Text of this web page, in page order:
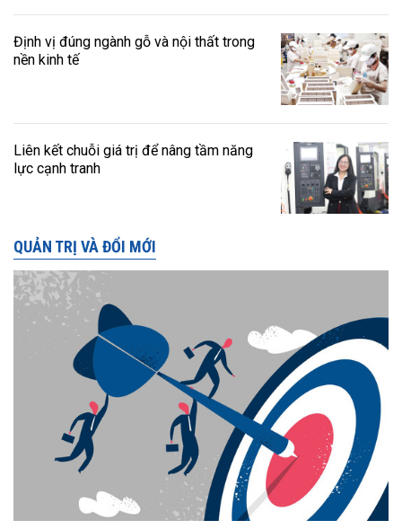
Định vị đúng ngành gỗ và nội thất trong
nền kinh tế
Liên kết chuỗi giá trị để nâng tầm năng
lực cạnh tranh
QUẢN TRỊ VÀ ĐỔI MỚI